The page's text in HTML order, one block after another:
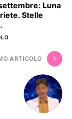
Luna
Stelle
ARTICOLO